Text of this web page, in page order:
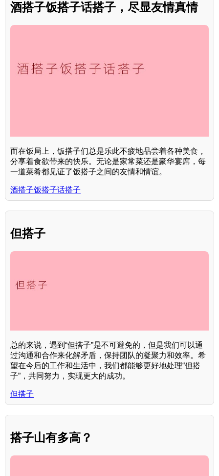
酒搭子饭搭子话搭子，尽显友情真情
而在饭局上，饭搭子们总是乐此不疲地品尝着各种美食，
分享着食欲带来的快乐。无论是家常菜还是豪华宴席，每
一道菜肴都见证了饭搭子之间的友情和情谊。
酒搭子饭搭子话搭子
但搭子
总的来说，遇到“但搭子”是不可避免的，但是我们可以通
过沟通和合作来化解矛盾，保持团队的凝聚力和效率。希
望在今后的工作和生活中，我们都能够更好地处理“但搭
子”，共同努力，实现更大的成功。
但搭子
搭子山有多高？